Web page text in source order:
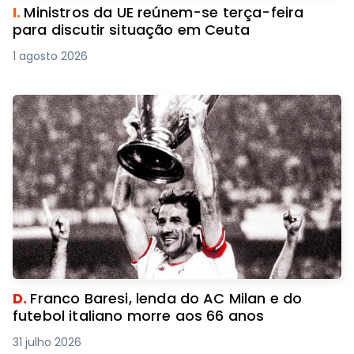
I. Ministros da UE reúnem-se terça-feira
para discutir situação em Ceuta
1 agosto 2026
D. Franco Baresi, lenda do AC Milan e do
futebol italiano morre aos 66 anos
31 julho 2026